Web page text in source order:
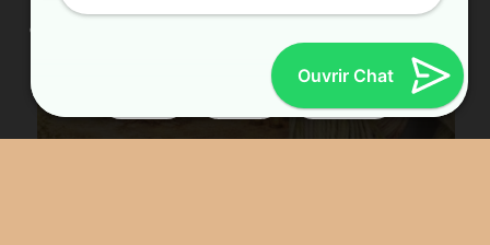
Ce site utilise des cookies. En continuant à parcourir ce site, vous
acceptez leur utilisation.
Ouvrir Chat